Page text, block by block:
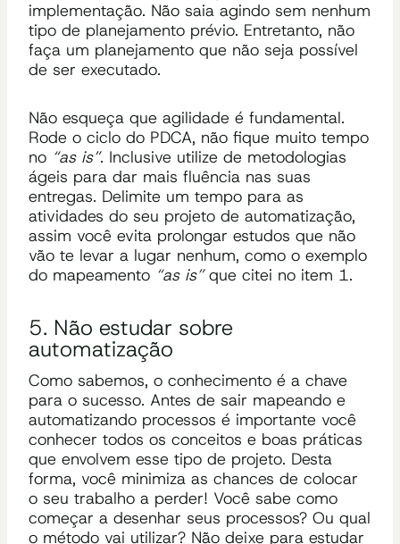
implementação. Não saia agindo sem nenhum
tipo de planejamento prévio. Entretanto, não
faça um planejamento que não seja possível
de ser executado.
Não esqueça que agilidade é fundamental.
Rode o ciclo do PDCA, não fique muito tempo
no “as is”. Inclusive utilize de metodologias
ágeis para dar mais fluência nas suas
entregas. Delimite um tempo para as
atividades do seu projeto de automatização,
assim você evita prolongar estudos que não
vão te levar a lugar nenhum, como o exemplo
do mapeamento “as is”que citei no item 1.
5. Não estudar sobre
automatização
Como sabemos, o conhecimento é a chave
para o sucesso. Antes de sair mapeando e
automatizando processos é importante você
conhecer todos os conceitos e boas práticas
que envolvem esse tipo de projeto. Desta
forma, você minimiza as chances de colocar
o seu trabalho a perder! Você sabe como
começar a desenhar seus processos? Ou qual
o método vai utilizar? Não deixe para estudar